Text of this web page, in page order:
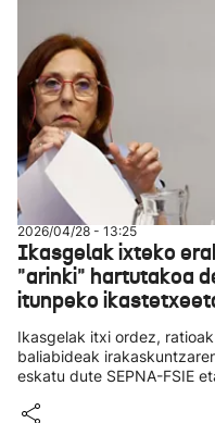
2026/04/28 - 13:25
Ikasgelak ixteko
"arinki" hartutakoa
itunpeko
Ikasgelak itxi ordez,
baliabideak
eskatu dute SEPNA-FSIE